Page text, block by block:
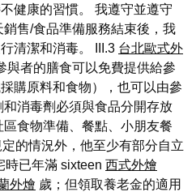
健康的習慣。 我遵守並遵守
售/食品準備服務結束後，我
清潔和消毒。 III.3 台北歐式外
與者的膳食可以免費提供給參
購原料和食物），也可以由參
消毒劑必須與食品分開存放
區食物準備、餐點、小朋友餐
的情況外，他至少有部分自立
時已年滿 sixteen 西式外燴
外燴 歲；但領取養老金的適用